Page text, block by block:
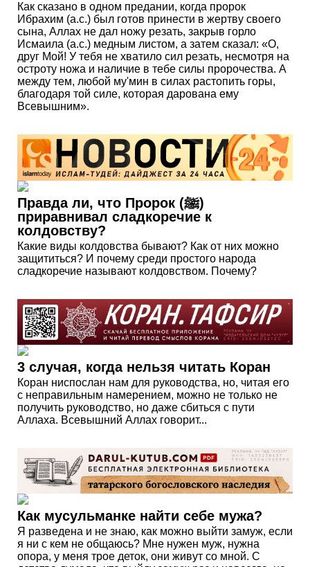
Как сказано в одном предании, когда пророк
Ибрахим (а.с.) был готов принести в жертву своего
сына, Аллах не дал ножу резать, закрыв горло
Исмаила (а.с.) медным листом, а затем сказал: «О,
друг Мой! У тебя не хватило сил резать, несмотря на
остроту ножа и наличие в тебе силы пророчества. А
между тем, любой му'мин в силах растопить горы,
благодаря той силе, которая дарована ему
Всевышним».
Правда ли, что Пророк (ﷺ)
приравнивал сладкоречие к
колдовству?
Какие виды колдовства бывают? Как от них можно
защититься? И почему среди простого народа
сладкоречие называют колдовством. Почему?
3 случая, когда нельзя читать Коран
Коран ниспослан нам для руководства, но, читая его
с неправильным намерением, можно не только не
получить руководство, но даже сбиться с пути
Аллаха. Всевышний Аллах говорит...
Как мусульманке найти себе мужа?
Я разведена и не знаю, как можно выйти замуж, если
я ни с кем не общаюсь? Мне нужен муж, нужна
опора, у меня трое деток, они живут со мной. С